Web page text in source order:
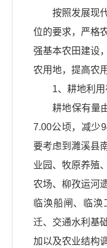
按照发展现
位的要求，严格
强基本农田建设
农用地，提高农
1、耕地利
耕地保有量
7.00公顷，减少
要考虑到濉溪县
业园、牧原养殖
农场、柳孜运河
临涣船闸、临
迁、交通水利基
加以及农业结构